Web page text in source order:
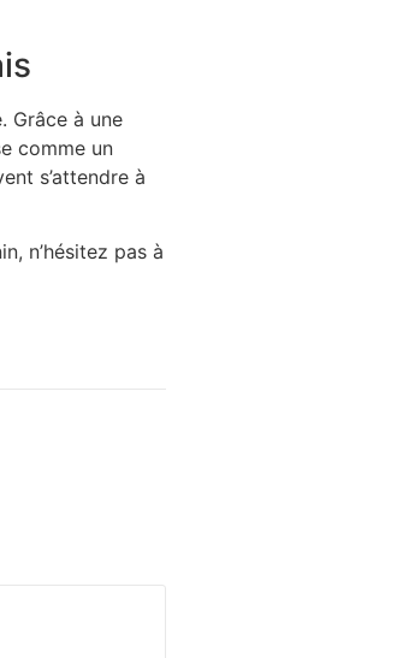
Grâce à une
comme un
s’attendre à
n’hésitez pas à